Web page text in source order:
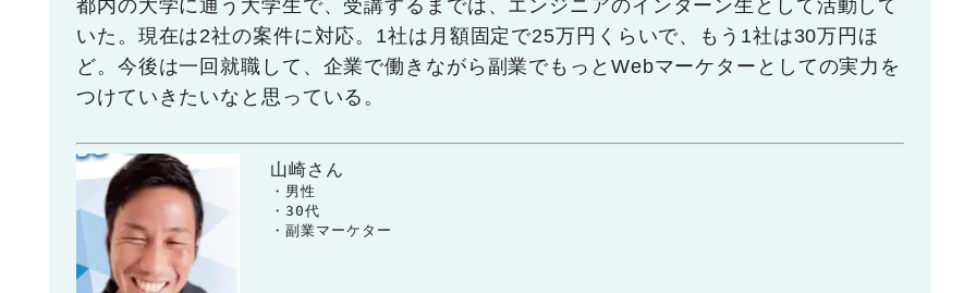
都内の大学に通う大学生で、受講するまでは、エンジニアのインターン生として活動して
いた。現在は2社の案件に対応。1社は月額固定で25万円くらいで、もう1社は30万円ほ
ど。今後は一回就職して、企業で働きながら副業でもっとWebマーケターとしての実力を
つけていきたいなと思っている。
山崎さん
・男性
・30代
・副業マーケター